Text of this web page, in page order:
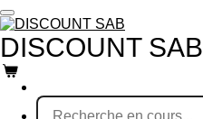
Passer
au
contenu
principal
DISCOUNT SAB